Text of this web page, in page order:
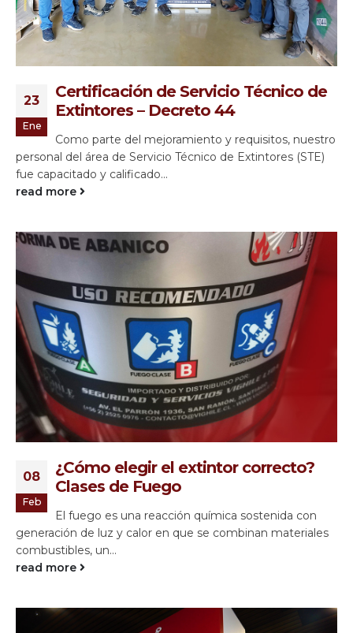
23
Ene
Certificación de Servicio Técnico de
Extintores – Decreto 44
Como parte del mejoramiento y requisitos, nuestro
personal del área de Servicio Técnico de Extintores (STE)
fue capacitado y calificado...
read more
08
Feb
¿Cómo elegir el extintor correcto?
Clases de Fuego
El fuego es una reacción química sostenida con
generación de luz y calor en que se combinan materiales
combustibles, un...
read more